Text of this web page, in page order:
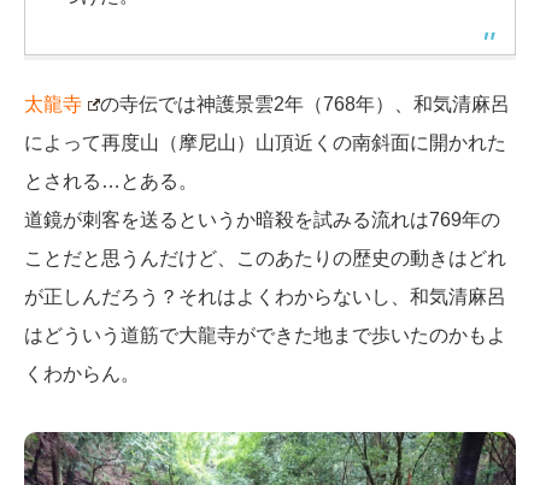
太龍寺
の寺伝では神護景雲2年（768年）、和気清麻呂
によって再度山（摩尼山）山頂近くの南斜面に開かれた
とされる…とある。
道鏡が刺客を送るというか暗殺を試みる流れは769年の
ことだと思うんだけど、このあたりの歴史の動きはどれ
が正しんだろう？それはよくわからないし、和気清麻呂
はどういう道筋で大龍寺ができた地まで歩いたのかもよ
くわからん。